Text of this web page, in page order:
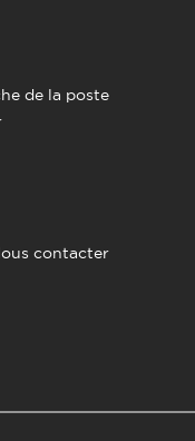
de la poste
contacter